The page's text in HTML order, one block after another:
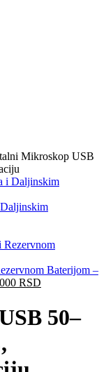
Mikroskop USB
Baterijom –
RSD
50–